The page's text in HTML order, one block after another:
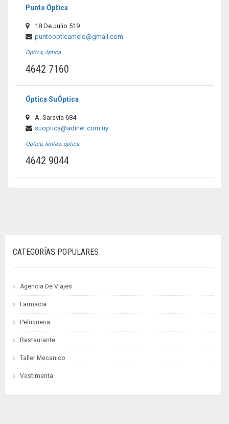
Punto Óptica
18 De Julio 519
puntoopticamelo@gmail.com
Optica, óptica
4642 7160
Óptica SuÓptica
A. Saravia 684
suoptica@adinet.com.uy
Optica, lentes, óptica
4642 9044
CATEGORÍAS POPULARES
Agencia De Viajes
Farmacia
Peluqueria
Restaurante
Taller Mecanico
Vestimenta